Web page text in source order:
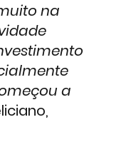
na
a